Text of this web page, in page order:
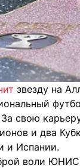
звезду на
свою
и два
и Испании.
воли